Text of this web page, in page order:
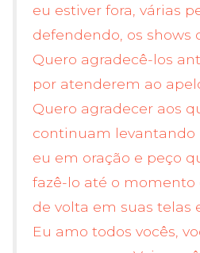
eu estiver fora, várias
defendendo, os shows
Quero agradecê-los
por atenderem ao
Quero agradecer aos
continuam levantando
eu em oração e peço
fazê-lo até o momento
de volta em suas telas
Eu amo todos vocês,